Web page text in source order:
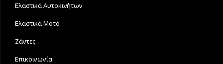
Ελαστικά Αυτοκινήτων
Ελαστικά Μοτό
Ζάντες
Επικοινωνία